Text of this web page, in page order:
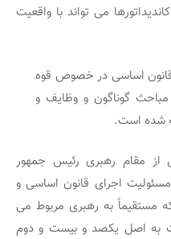
می تواند با واقعیت
بیش از 20 اصل قانون اساسی در خصوص قوه
گوناگون و وظایف و
شده است.
مقام‏ رهبری‏ رئیس‏ جمهور
اجرای‏ قانون‏ اساسی‏ و
مستقیماً به‏ رهبری‏ مربوط می‏
به اصل‏ یکصد و بیست و دوم